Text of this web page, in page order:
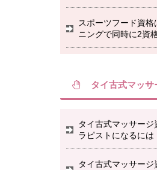
スポーツフード資
ニングで同時に2資
タイ古式マッサ
タイ古式マッサー
ラピストになるには
タイ古式マッサー